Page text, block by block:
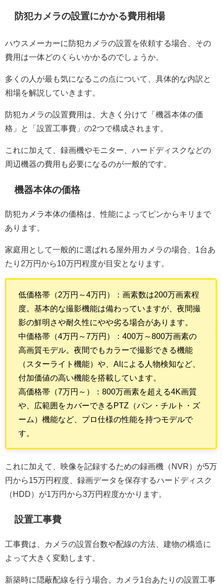
防犯カメラの設置にかかる費用相場
ハウスメーカーに防犯カメラの設置を依頼する場合、その
費用は一体どのくらいかかるのでしょうか。
多くの人が最も気になるこの点について、具体的な内訳と
相場を解説していきます。
防犯カメラの設置費用は、大きく分けて「機器本体の価
格」と「設置工事費」の2つで構成されます。
これに加えて、録画機やモニター、ハードディスクなどの
周辺機器の費用も必要になるのが一般的です。
機器本体の価格
防犯カメラ本体の価格は、性能によってピンからキリまで
あります。
家庭用として一般的に選ばれる屋外用カメラの場合、1台あ
たり2万円から10万円程度が目安となります。
低価格帯（2万円～4万円）：画素数は200万画素程
度。基本的な撮影機能は備わっていますが、夜間撮
影の鮮明さや耐久性にやや劣る場合があります。
中価格帯（4万円～7万円）：400万～800万画素の
高画質モデル。夜間でもカラーで撮影できる機能
（スターライト機能）や、AIによる人物検知など、
付加価値の高い機能を搭載しています。
高価格帯（7万円～）：800万画素を超える4K画質
や、広範囲をカバーできるPTZ（パン・チルト・ズ
ーム）機能など、プロ仕様の性能を持つモデルで
す。
これに加えて、映像を記録するための録画機（NVR）が5万
円から15万円程度、録画データを保存するハードディスク
（HDD）が1万円から3万円程度かかります。
設置工事費
工事費は、カメラの設置台数や配線の方法、建物の構造に
よって大きく変動します。
新築時に隠蔽配線を行う場合、カメラ1台あたりの設置工事